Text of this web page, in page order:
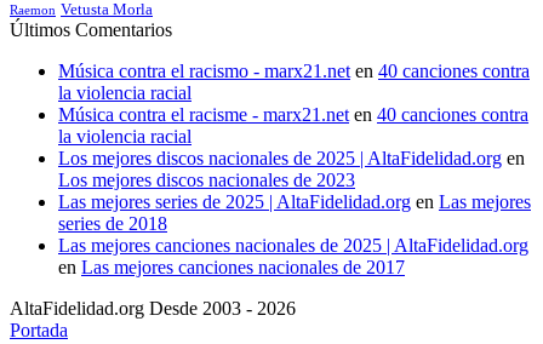
Raemon Vetusta Morla
Últimos Comentarios
Música contra el racismo - marx21.neten 40 canciones contra
la violencia racial
Música contra el racisme - marx21.neten 40 canciones contra
la violencia racial
Los mejores discos nacionales de 2025 | AltaFidelidad.org en
Los mejores discos nacionales de 2023
Las mejores series de 2025 | AltaFidelidad.org en Las mejores
series de 2018
Las mejores canciones nacionales de 2025 | AltaFidelidad.org
en Las mejores canciones nacionales de 2017
AltaFidelidad.org Desde 2003 - 2026
Portada